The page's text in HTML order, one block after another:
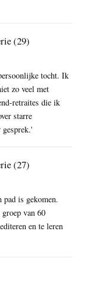
(29)
tocht. Ik
zo veel met
retraites die ik
starre
(27)
is gekomen.
van 60
en te leren